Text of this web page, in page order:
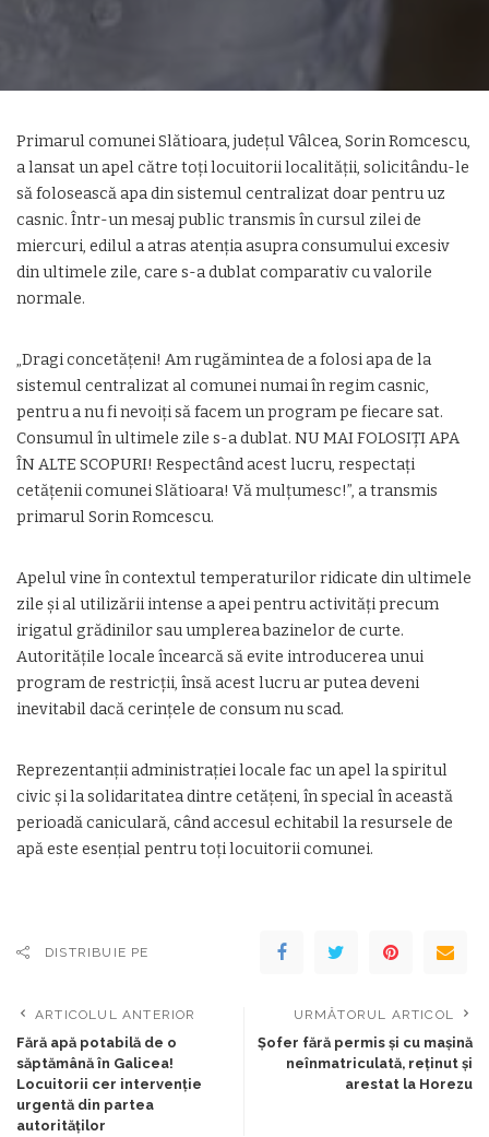
Primarul comunei Slătioara, județul Vâlcea, Sorin Romcescu,
a lansat un apel către toți locuitorii localității, solicitându-le
să folosească apa din sistemul centralizat doar pentru uz
casnic. Într-un mesaj public transmis în cursul zilei de
miercuri, edilul a atras atenția asupra consumului excesiv
din ultimele zile, care s-a dublat comparativ cu valorile
normale.
„Dragi concetățeni! Am rugămintea de a folosi apa de la
sistemul centralizat al comunei numai în regim casnic,
pentru a nu fi nevoiți să facem un program pe fiecare sat.
Consumul în ultimele zile s-a dublat. NU MAI FOLOSIȚI APA
ÎN ALTE SCOPURI! Respectând acest lucru, respectați
cetățenii comunei Slătioara! Vă mulțumesc!”, a transmis
primarul Sorin Romcescu.
Apelul vine în contextul temperaturilor ridicate din ultimele
zile și al utilizării intense a apei pentru activități precum
irigatul grădinilor sau umplerea bazinelor de curte.
Autoritățile locale încearcă să evite introducerea unui
program de restricții, însă acest lucru ar putea deveni
inevitabil dacă cerințele de consum nu scad.
Reprezentanții administrației locale fac un apel la spiritul
civic și la solidaritatea dintre cetățeni, în special în această
perioadă caniculară, când accesul echitabil la resursele de
apă este esențial pentru toți locuitorii comunei.
DISTRIBUIE PE
ARTICOLUL ANTERIOR
Fără apă potabilă de o
săptămână în Galicea!
Locuitorii cer intervenție
urgentă din partea
autorităților
URMĂTORUL ARTICOL
Șofer fără permis și cu mașină
neînmatriculată, reținut și
arestat la Horezu